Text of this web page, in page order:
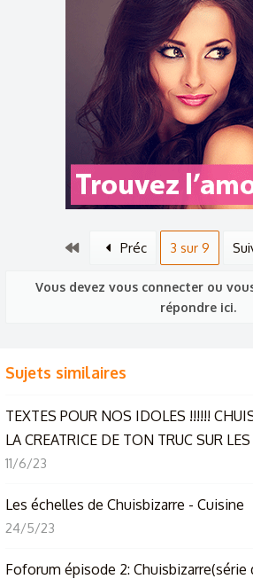
PremierPréc 3 sur 9
Vous devez vous connecter ou
répondre ici.
Sujets similaires
TEXTES POUR NOS IDOLES !!!!!!
LA CREATRICE DE TON TRUC SUR
11/6/23
Les échelles de Chuisbizarre - Cuisine
24/5/23
Foforum épisode 2: Chuisbizarre(série